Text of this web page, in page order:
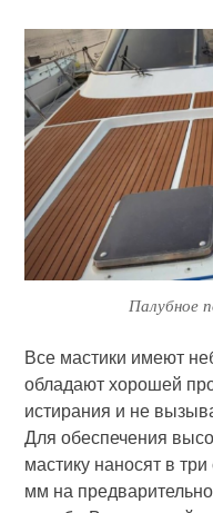
Палубное
Все мастики имеют
обладают хоро­шей
истирания и не
Для обеспечения
мастику наносят в
мм на